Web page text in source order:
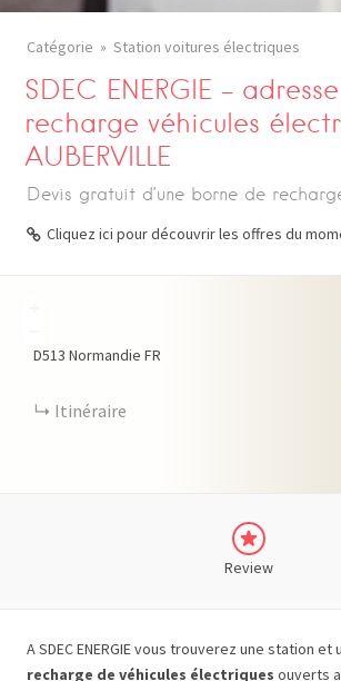
Catégorie Station voitures électriques
SDEC ENERGIE –
recharge véhicules
AUBERVILLE
Devis gratuit d’une borne de
Cliquez ici pour découvrir les offres du
D513 Normandie FR
Itinéraire
Review
A SDEC ENERGIE vous trouverez une station et
recharge de véhicules électriques ouverts